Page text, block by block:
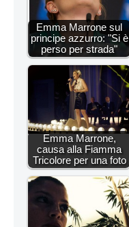
Emma Marrone sul
principe azzurro: "Si è
perso per strada"
Emma Marrone,
causa alla Fiamma
Tricolore per una foto